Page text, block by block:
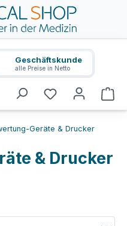
Geschäftskunde
alle Preise in Netto
Geräte & Drucker
& Drucker